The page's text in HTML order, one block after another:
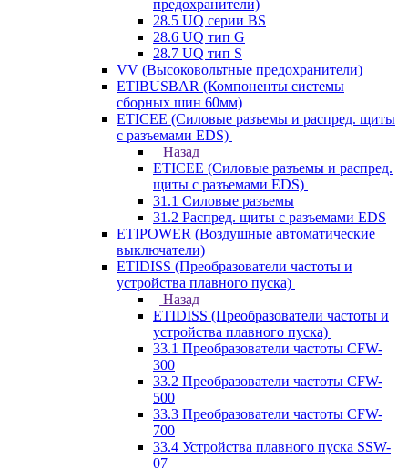
предохранители)
28.5 UQ серии BS
28.6 UQ тип G
28.7 UQ тип S
VV (Высоковольтные предохранители)
ETIBUSBAR (Компоненты системы
сборных шин 60мм)
ETICEE (Силовые разъемы и распред. щиты
с разъемами EDS)
Назад
ETICEE (Силовые разъемы и распред.
щиты с разъемами EDS)
31.1 Силовые разъемы
31.2 Распред. щиты с разъемами EDS
ETIPOWER (Воздушные автоматические
выключатели)
ETIDISS (Преобразователи частоты и
устройства плавного пуска)
Назад
ETIDISS (Преобразователи частоты и
устройства плавного пуска)
33.1 Преобразователи частоты CFW-
300
33.2 Преобразователи частоты CFW-
500
33.3 Преобразователи частоты CFW-
700
33.4 Устройства плавного пуска SSW-
07